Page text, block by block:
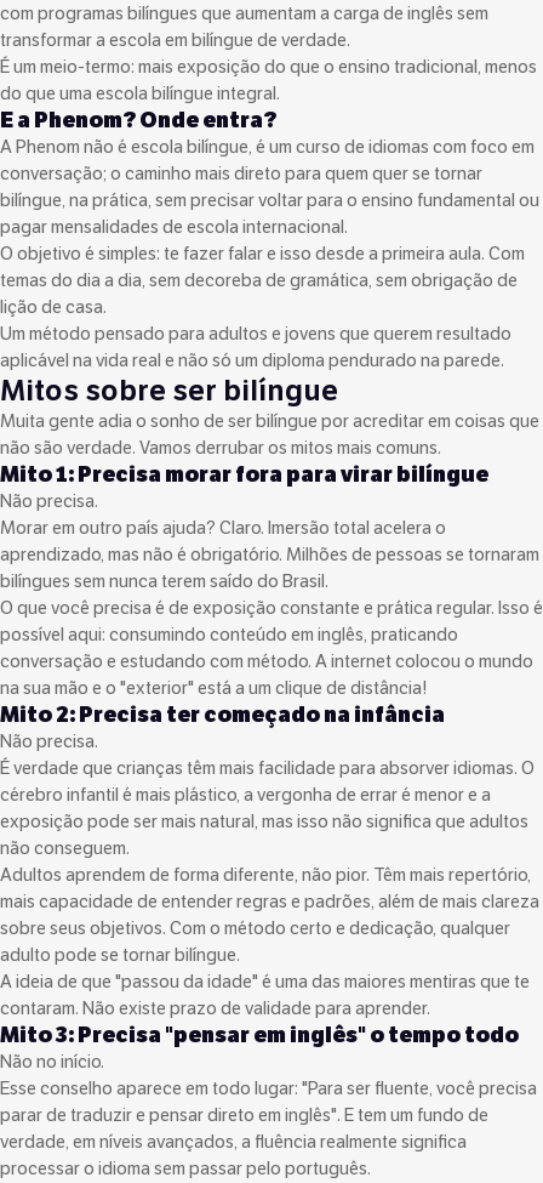
com programas bilíngues que aumentam a carga de inglês sem
transformar a escola em bilíngue de verdade.
É um meio-termo: mais exposição do que o ensino tradicional, menos
do que uma escola bilíngue integral.
E a Phenom? Onde entra?
A Phenom não é escola bilíngue, é um curso de idiomas com foco em
conversação; o caminho mais direto para quem quer se tornar
bilíngue, na prática, sem precisar voltar para o ensino fundamental ou
pagar mensalidades de escola internacional.
O objetivo é simples: te fazer falar e isso desde a primeira aula. Com
temas do dia a dia, sem decoreba de gramática, sem obrigação de
lição de casa.
Um método pensado para adultos e jovens que querem resultado
aplicável na vida real e não só um diploma pendurado na parede.
Mitos sobre ser bilíngue
Muita gente adia o sonho de ser bilíngue por acreditar em coisas que
não são verdade. Vamos derrubar os mitos mais comuns.
Mito 1: Precisa morar fora para virar bilíngue
Não precisa.
Morar em outro país ajuda? Claro. Imersão total acelera o
aprendizado, mas não é obrigatório. Milhões de pessoas se tornaram
bilíngues sem nunca terem saído do Brasil.
O que você precisa é de exposição constante e prática regular. Isso é
possível aqui: consumindo conteúdo em inglês, praticando
conversação e estudando com método. A internet colocou o mundo
na sua mão e o "exterior" está a um clique de distância!
Mito 2: Precisa ter começado na infância
Não precisa.
É verdade que crianças têm mais facilidade para absorver idiomas. O
cérebro infantil é mais plástico, a vergonha de errar é menor e a
exposição pode ser mais natural, mas isso não significa que adultos
não conseguem.
Adultos aprendem de forma diferente, não pior. Têm mais repertório,
mais capacidade de entender regras e padrões, além de mais clareza
sobre seus objetivos. Com o método certo e dedicação, qualquer
adulto pode se tornar bilíngue.
A ideia de que "passou da idade" é uma das maiores mentiras que te
contaram. Não existe prazo de validade para aprender.
Mito 3: Precisa "pensar em inglês" o tempo todo
Não no início.
Esse conselho aparece em todo lugar: "Para ser fluente, você precisa
parar de traduzir e pensar direto em inglês". E tem um fundo de
verdade, em níveis avançados, a fluência realmente significa
processar o idioma sem passar pelo português.